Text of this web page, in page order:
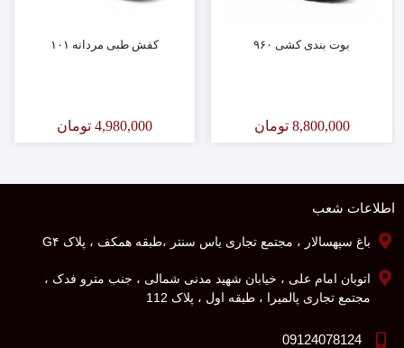
بوت بندی کشی ۹۶۰
8,800,000 تومان
کفش طبی مردانه ۱۰۱
4,980,000 تومان
اطلاعات شعب
باغ سپهسالار ، مجتمع تجاری یاس سنتر ،طبقه همکف ، پلاک G۴
اتوبان امام علی ، خیابان شهید مدنی شمالی ، جنب مترو فدک ،
مجتمع تجاری پالمیرا ، طبقه اول ، پلاک 112
09124078124